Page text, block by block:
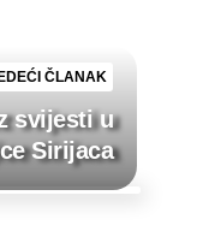
ČLANAK
svijesti u
Sirijaca